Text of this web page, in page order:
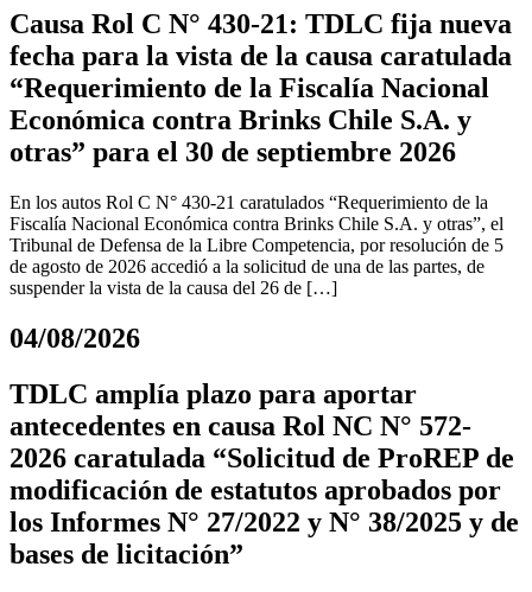
Causa Rol C N° 430-21: TDLC fija nueva
fecha para la vista de la causa caratulada
“Requerimiento de la Fiscalía Nacional
Económica contra Brinks Chile S.A. y
otras” para el 30 de septiembre 2026
En los autos Rol C N° 430-21 caratulados “Requerimiento de la
Fiscalía Nacional Económica contra Brinks Chile S.A. y otras”, el
Tribunal de Defensa de la Libre Competencia, por resolución de 5
de agosto de 2026 accedió a la solicitud de una de las partes, de
suspender la vista de la causa del 26 de […]
04/08/2026
TDLC amplía plazo para aportar
antecedentes en causa Rol NC N° 572-
2026 caratulada “Solicitud de ProREP de
modificación de estatutos aprobados por
los Informes N° 27/2022 y N° 38/2025 y de
bases de licitación”